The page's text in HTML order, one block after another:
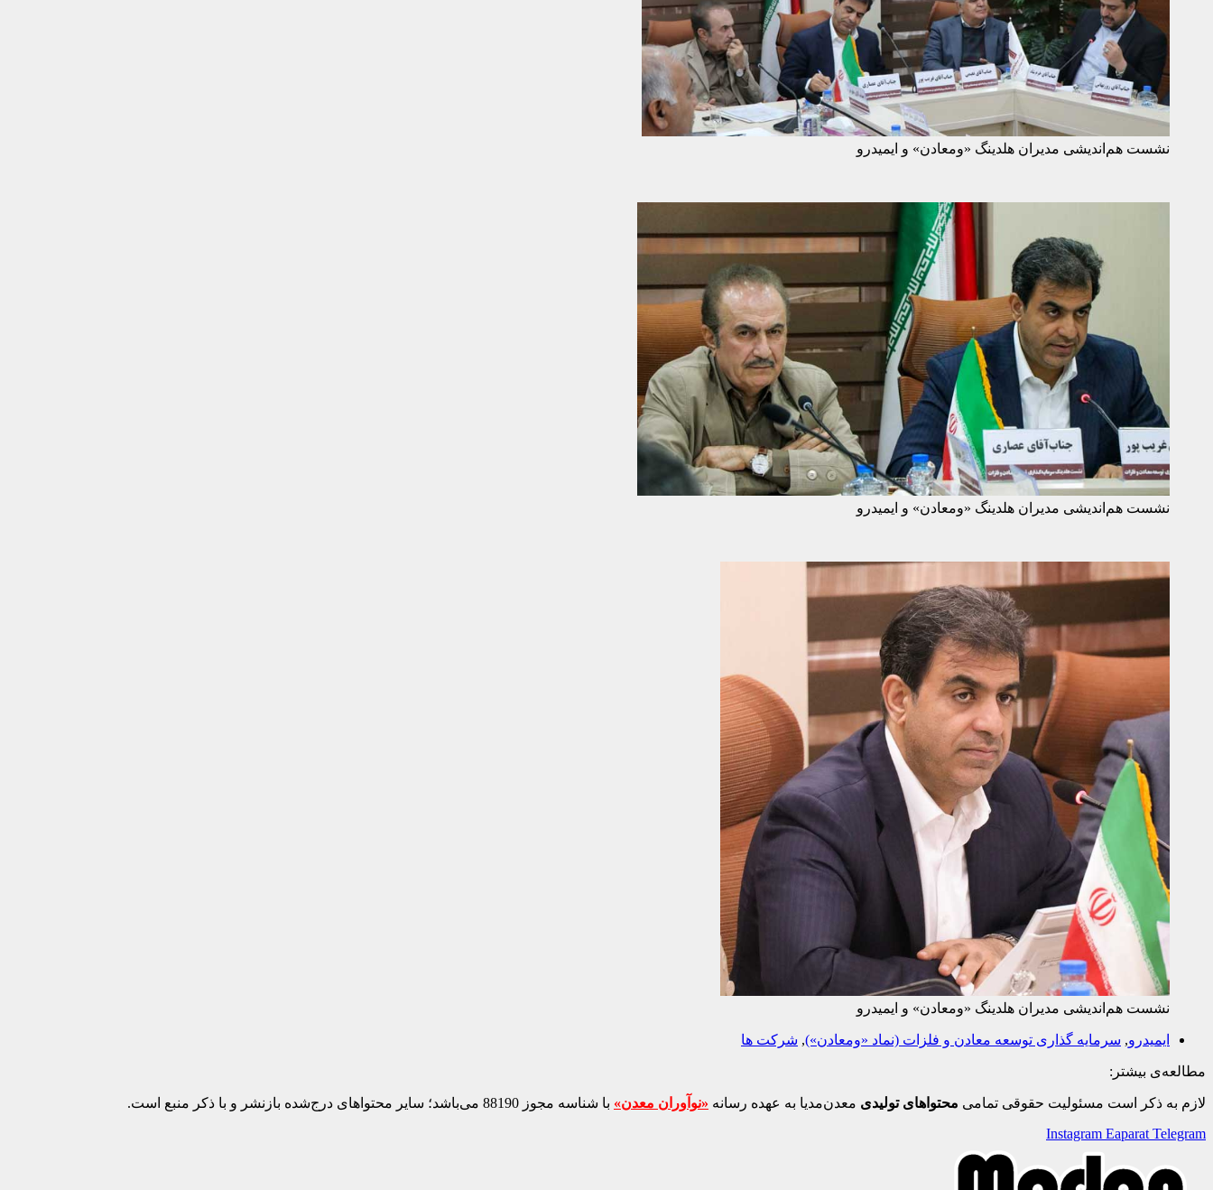
نشست هم‌اندیشی مدیران هلدینگ «ومعادن» و ایمیدرو
نشست هم‌اندیشی مدیران هلدینگ «ومعادن» و ایمیدرو
نشست هم‌اندیشی مدیران هلدینگ «ومعادن» و ایمیدرو
ایمیدرو, سرمایه گذاری توسعه معادن و فلزات (نماد «ومعادن»), شرکت ها
مطالعه‌ی بیشتر:
لازم به ذکر است مسئولیت حقوقی تمامی محتواهای تولیدی معدن‌مدیا به عهده رسانه «نوآوران معدن» با شناسه مجوز 88190 می‌باشد؛ سایر محتواهای درج‌شده بازنشر و با ذکر منبع است.
Instagram Eaparat Telegram